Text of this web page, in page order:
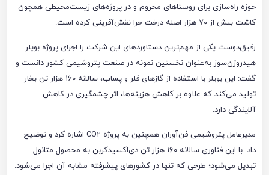
حوزه راه‌سازی برای روستاهای محروم و در پروژه‌های زیست‌محیطی همچون
کاشت بیش از ۷۰ هزار اصله درخت حرا نقش‌آفرینی کرده است.
رفیق‌دوست یکی از مهم‌ترین دستاوردهای این شرکت را اجرای پروژه بویلر
هیدروژن‌سوز به‌عنوان نخستین نمونه در صنعت پتروشیمی کشور دانست و
گفت: این بویلر با استفاده از گازهای فلر و پساب، سالانه ۱۶۰ هزار تن بخار
تولید می‌کند که علاوه بر کاهش هزینه‌ها، اثر چشمگیری در کاهش
آلایندگی دارد.
مدیرعامل پتروشیمی فن‌آوران همچنین به پروژه CO2 اشاره کرد و توضیح
داد: با این فناوری سالانه ۱۶۰ هزار تن دی‌اکسیدکربن به محصول متانول
تبدیل می‌شود؛ طرحی که تنها در کشورهای پیشرفته مشابه آن اجرا می‌شود.